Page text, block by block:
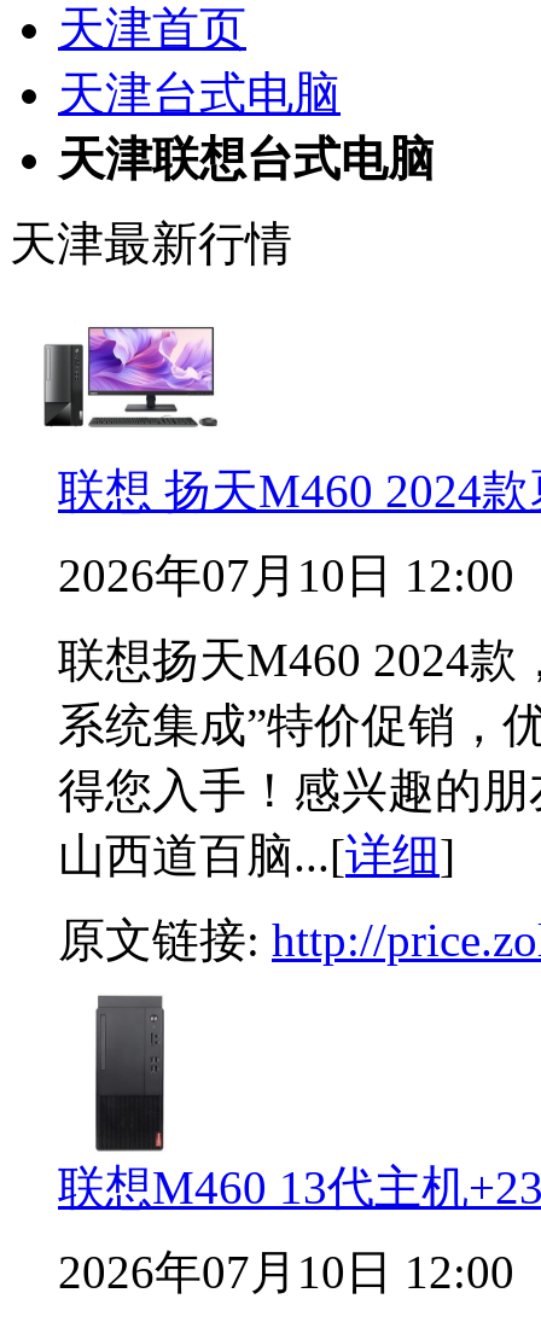
天津首页
天津台式电脑
天津联想台式电脑
天津最新行情
联想 扬天M460 2024
2026年07月10日 12:00
联想扬天M460 2024
系统集成”特价促销，
得您入手！感兴趣的
山西道百脑...[详细]
原文链接: http://
联想M460 13代主机
2026年07月10日 12:00